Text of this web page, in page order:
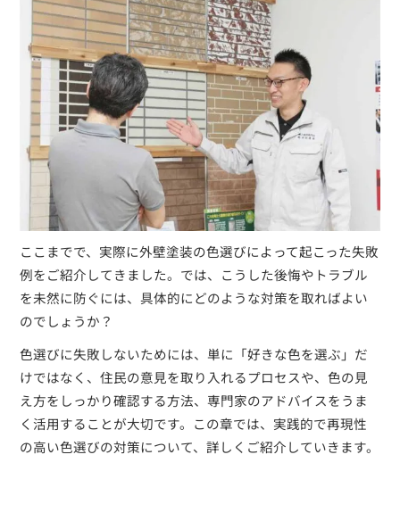
ここまでで、実際に外壁塗装の色選びによって起こった失敗
例をご紹介してきました。では、こうした後悔やトラブル
を未然に防ぐには、具体的にどのような対策を取ればよい
のでしょうか？
色選びに失敗しないためには、単に「好きな色を選ぶ」だ
けではなく、住民の意見を取り入れるプロセスや、色の見
え方をしっかり確認する方法、専門家のアドバイスをうま
く活用することが大切です。この章では、実践的で再現性
の高い色選びの対策について、詳しくご紹介していきます。